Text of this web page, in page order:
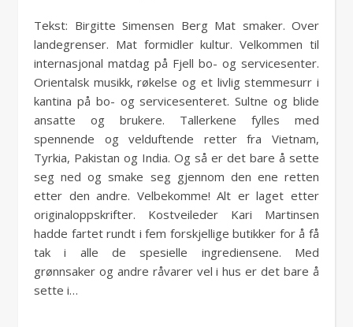
Tekst: Birgitte Simensen Berg Mat smaker. Over
landegrenser. Mat formidler kultur. Velkommen til
internasjonal matdag på Fjell bo- og servicesenter.
Orientalsk musikk, røkelse og et livlig stemmesurr i
kantina på bo- og servicesenteret. Sultne og blide
ansatte og brukere. Tallerkene fylles med
spennende og velduftende retter fra Vietnam,
Tyrkia, Pakistan og India. Og så er det bare å sette
seg ned og smake seg gjennom den ene retten
etter den andre. Velbekomme! Alt er laget etter
originaloppskrifter. Kostveileder Kari Martinsen
hadde fartet rundt i fem forskjellige butikker for å få
tak i alle de spesielle ingrediensene. Med
grønnsaker og andre råvarer vel i hus er det bare å
sette i…